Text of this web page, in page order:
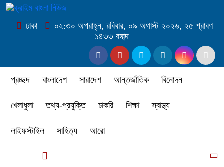
ঢাকা
০২:৩০ অপরাহ্ন, রবিবার, ০৯ অগাস্ট ২০২৬, ২৫ শ্রাবণ
১৪৩৩ বঙ্গাব্দ
প্রচ্ছদ বাংলাদেশ সারাদেশ আন্তর্জাতিক বিনোদন
খেলাধুলা তথ্য-প্রযুক্তি চাকরি শিক্ষা স্বাস্থ্য
লাইফস্টাইল সাহিত্য আরো